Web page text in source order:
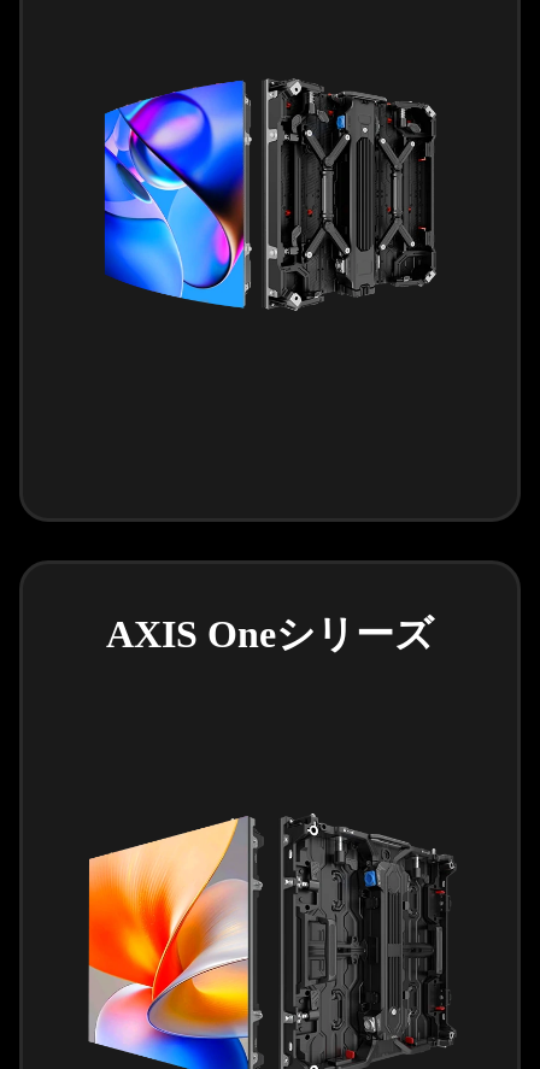
AXIS Oneシリーズ